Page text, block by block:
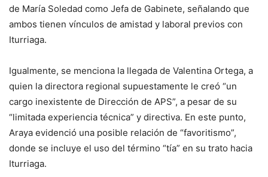
de María Soledad como Jefa de Gabinete, señalando que
ambos tienen vínculos de amistad y laboral previos con
Iturriaga.
Igualmente, se menciona la llegada de Valentina Ortega, a
quien la directora regional supuestamente le creó “un
cargo inexistente de Dirección de APS”, a pesar de su
“limitada experiencia técnica” y directiva. En este punto,
Araya evidenció una posible relación de “favoritismo”,
donde se incluye el uso del término “tía” en su trato hacia
Iturriaga.